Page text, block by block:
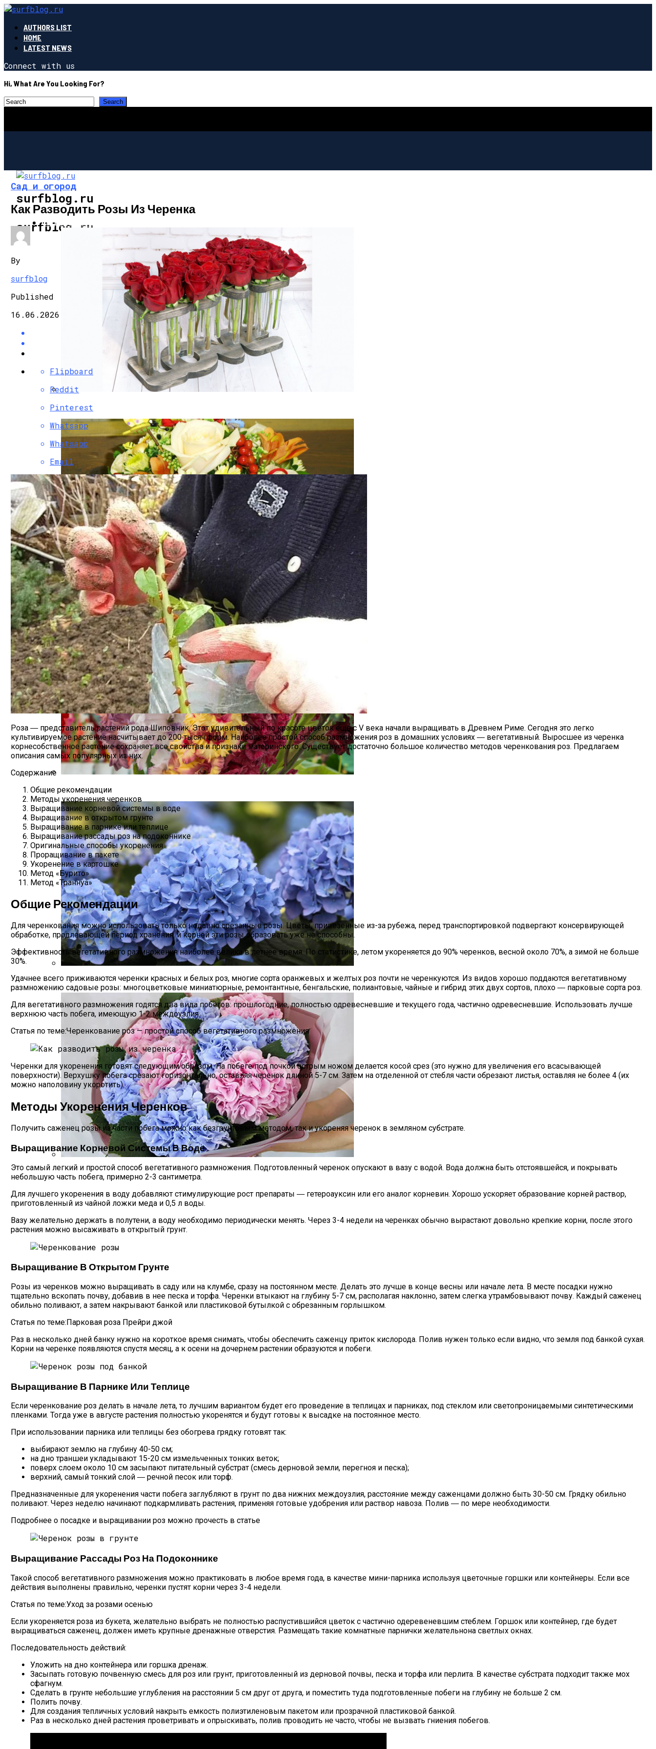
AUTHORS LIST
HOME
LATEST NEWS
Connect with us
Hi, What Are You Looking For?
surfblog.ru
surfblog.ru
САД И ОГОРОД
Уникальный Способ Дарить Цветы: Пробирки С Доставкой В Москве
Как Выбрать Подходящие Цветы Для Учителя На 1 Сентября: Советы Для Первоклассников
Как Вырастить Красивые Гладиолусы? Секреты Посадки
Как Определить Вид Гортензии
Букеты Из Гортензий: Особенности Цветов, Поводы Для Дарения
Сад и огород
Как Разводить Розы Из Черенка
By
surfblog
Published
16.06.2026
Flipboard
Reddit
Pinterest
Whatsapp
Whatsapp
Email
Роза ― представитель растений рода Шиповник. Этот удивительный по красоте цветок еще с V века начали выращивать в Древнем Риме. Сегодня это легко
культивируемое растение насчитывает до 200 тысяч форм. Наиболее простой способ размножения роз в домашних условиях ― вегетативный. Выросшее из черенка
корнесобственное растение сохраняет все свойства и признаки материнского. Существует достаточно большое количество методов черенкования роз. Предлагаем
описания самых популярных из них.
Содержание
Общие рекомендации
Методы укоренения черенков
Выращивание корневой системы в воде
Выращивание в открытом грунте
Выращивание в парнике или теплице
Выращивание рассады роз на подоконнике
Оригинальные способы укоренения
Проращивание в пакете
Укоренение в картошке
Метод «Бурито»
Метод «Траннуа»
Общие Рекомендации
Для черенкования можно использовать только недавно срезанные розы. Цветы, привезенные из-за рубежа, перед транспортировкой подвергают консервирующей
обработке, продлевающей период хранения, и корней эти розы образовать уже не способны.
Эффективность вегетативного размножения наиболее велика в летнее время. По статистике, летом укореняется до 90% черенков, весной около 70%, а зимой не больше
30%.
Удачнее всего приживаются черенки красных и белых роз, многие сорта оранжевых и желтых роз почти не черенкуются. Из видов хорошо поддаются вегетативному
размножению садовые розы: многоцветковые миниатюрные, ремонтантные, бенгальские, полиантовые, чайные и гибрид этих двух сортов, плохо ― парковые сорта роз.
Для вегетативного размножения годятся два вида побегов: прошлогодние, полностью одревесневшие и текущего года, частично одревесневшие. Использовать лучше
верхнюю часть побега, имеющую 1-2 междоузлия.
Статья по теме:Черенкование роз — простой способ вегетативного размножения
Черенки для укоренения готовят следующим образом. На побеге под почкой острым ножом делается косой срез (это нужно для увеличения его всасывающей
поверхности). Верхушку побега срезают горизонтально, оставляя черенок длиной 5-7 см. Затем на отделенной от стебля части обрезают листья, оставляя не более 4 (их
можно наполовину укоротить).
Методы Укоренения Черенков
Получить саженец розы из части побега можно как безгрунтовым методом, так и укореняя черенок в земляном субстрате.
Выращивание Корневой Системы В Воде
Это самый легкий и простой способ вегетативного размножения. Подготовленный черенок опускают в вазу с водой. Вода должна быть отстоявшейся, и покрывать
небольшую часть побега, примерно 2-3 сантиметра.
Для лучшего укоренения в воду добавляют стимулирующие рост препараты ― гетероауксин или его аналог корневин. Хорошо ускоряет образование корней раствор,
приготовленный из чайной ложки меда и 0,5 л воды.
Вазу желательно держать в полутени, а воду необходимо периодически менять. Через 3-4 недели на черенках обычно вырастают довольно крепкие корни, после этого
растения можно высаживать в открытый грунт.
Выращивание В Открытом Грунте
Розы из черенков можно выращивать в саду или на клумбе, сразу на постоянном месте. Делать это лучше в конце весны или начале лета. В месте посадки нужно
тщательно вскопать почву, добавив в нее песка и торфа. Черенки втыкают на глубину 5-7 см, располагая наклонно, затем слегка утрамбовывают почву. Каждый саженец
обильно поливают, а затем накрывают банкой или пластиковой бутылкой с обрезанным горлышком.
Статья по теме:Парковая роза Прейри джой
Раз в несколько дней банку нужно на короткое время снимать, чтобы обеспечить саженцу приток кислорода. Полив нужен только если видно, что земля под банкой сухая.
Корни на черенке появляются спустя месяц, а к осени на дочернем растении образуются и побеги.
Выращивание В Парнике Или Теплице
Если черенкование роз делать в начале лета, то лучшим вариантом будет его проведение в теплицах и парниках, под стеклом или светопроницаемыми синтетическими
пленками. Тогда уже в августе растения полностью укоренятся и будут готовы к высадке на постоянное место.
При использовании парника или теплицы без обогрева грядку готовят так:
выбирают землю на глубину 40-50 см;
на дно траншеи укладывают 15-20 см измельченных тонких веток;
поверх слоем около 10 см засыпают питательный субстрат (смесь дерновой земли, перегноя и песка);
верхний, самый тонкий слой ― речной песок или торф.
Предназначенные для укоренения части побега заглубляют в грунт по два нижних междоузлия, расстояние между саженцами должно быть 30-50 см. Грядку обильно
поливают. Через неделю начинают подкармливать растения, применяя готовые удобрения или раствор навоза. Полив ― по мере необходимости.
Подробнее о посадке и выращивании роз можно прочесть в статье
Выращивание Рассады Роз На Подоконнике
Такой способ вегетативного размножения можно практиковать в любое время года, в качестве мини-парника используя цветочные горшки или контейнеры. Если все
действия выполнены правильно, черенки пустят корни через 3-4 недели.
Статья по теме:Уход за розами осенью
Если укореняется роза из букета, желательно выбрать не полностью распустившийся цветок с частично одеревеневшим стеблем. Горшок или контейнер, где будет
выращиваться саженец, должен иметь крупные дренажные отверстия. Размещать такие комнатные парнички желательнона светлых окнах.
Последовательность действий:
Уложить на дно контейнера или горшка дренаж.
Засыпать готовую почвенную смесь для роз или грунт, приготовленный из дерновой почвы, песка и торфа или перлита. В качестве субстрата подходит также мох
сфагнум.
Сделать в грунте небольшие углубления на расстоянии 5 см друг от друга, и поместить туда подготовленные побеги на глубину не больше 2 см.
Полить почву.
Для создания тепличных условий накрыть емкость полиэтиленовым пакетом или прозрачной пластиковой банкой.
Раз в несколько дней растения проветривать и опрыскивать, полив проводить не часто, чтобы не вызвать гниения побегов.